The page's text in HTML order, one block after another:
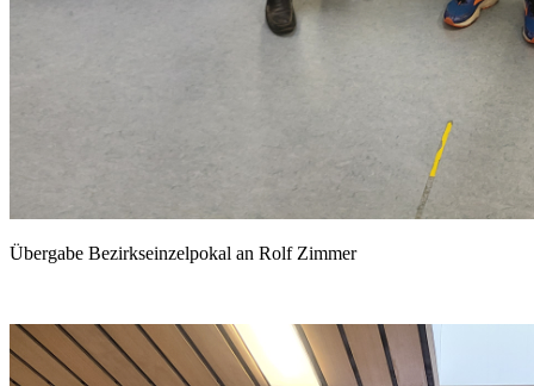
Übergabe Bezirkseinzelpokal an Rolf Zimmer